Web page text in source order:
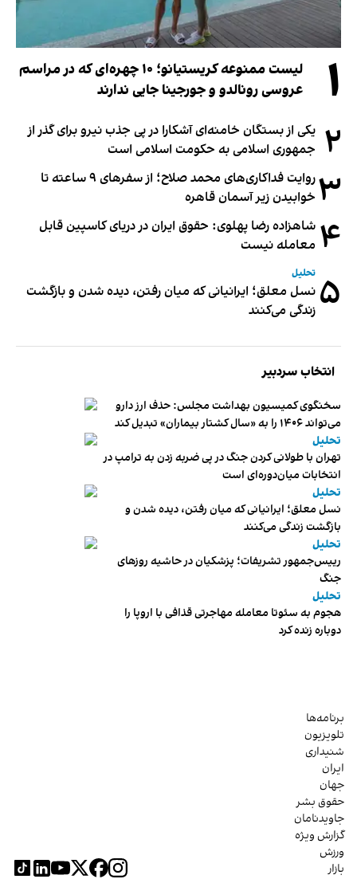
۱
لیست ممنوعه کریستیانو؛ ۱۰ چهره‌ای که در مراسم
عروسی رونالدو و جورجینا جایی ندارند
۲ یکی از بستگان خامنه‌ای آشکارا در پی جذب نیرو برای گذر از
جمهوری اسلامی به حکومت اسلامی است
۳
روایت فداکاری‌های محمد صلاح؛ از سفرهای ۹ ساعته تا
خوابیدن زیر آسمان قاهره
۴ شاهزاده رضا پهلوی: حقوق ایران در دریای کاسپین قابل
معامله نیست
۵ تحلیل
نسل معلق؛ ایرانیانی که میان رفتن، دیده شدن و بازگشت
زندگی می‌کنند
انتخاب سردبیر
سخنگوی کمیسیون بهداشت مجلس: حذف ارز دارو
می‌تواند ۱۴۰۶ را به «سال کشتار بیماران» تبدیل کند
تحلیل
تهران با طولانی کردن جنگ در پی ضربه زدن به ترامپ در
انتخابات میان‌دوره‌ای است
تحلیل
نسل معلق؛ ایرانیانی که میان رفتن، دیده شدن و
بازگشت زندگی می‌کنند
تحلیل
رییس‌جمهور تشریفات؛ پزشکیان در حاشیه روزهای
جنگ
تحلیل
هجوم به سئوتا معامله مهاجرتی قذافی با اروپا را
دوباره زنده کرد
برنامه‌ها
تلویزیون
شنیداری
ایران
جهان
حقوق بشر
جاویدنامان
گزارش ویژه
ورزش
بازار